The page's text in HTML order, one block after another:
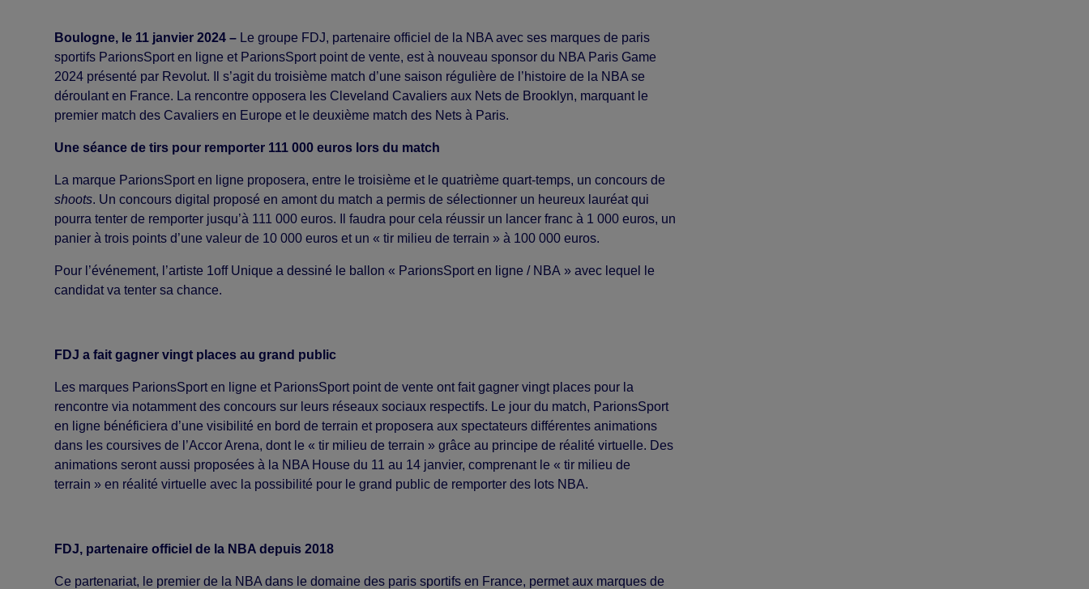
Boulogne, le 11 janvier 2024 – Le groupe FDJ, partenaire officiel de la NBA avec ses marques de paris
sportifs ParionsSport en ligne et ParionsSport point de vente, est à nouveau sponsor du NBA Paris Game
2024 présenté par Revolut. Il s’agit du troisième match d’une saison régulière de l’histoire de la NBA se
déroulant en France. La rencontre opposera les Cleveland Cavaliers aux Nets de Brooklyn, marquant le
premier match des Cavaliers en Europe et le deuxième match des Nets à Paris.
Une séance de tirs pour remporter 111 000 euros lors du match
La marque ParionsSport en ligne proposera, entre le troisième et le quatrième quart-temps, un concours de
shoots. Un concours digital proposé en amont du match a permis de sélectionner un heureux lauréat qui
pourra tenter de remporter jusqu’à 111 000 euros. Il faudra pour cela réussir un lancer franc à 1 000 euros, un
panier à trois points d’une valeur de 10 000 euros et un « tir milieu de terrain » à 100 000 euros.
Pour l’événement, l’artiste 1off Unique a dessiné le ballon « ParionsSport en ligne / NBA » avec lequel le
candidat va tenter sa chance.
FDJ a fait gagner vingt places au grand public
Les marques ParionsSport en ligne et ParionsSport point de vente ont fait gagner vingt places pour la
rencontre via notamment des concours sur leurs réseaux sociaux respectifs. Le jour du match, ParionsSport
en ligne bénéficiera d’une visibilité en bord de terrain et proposera aux spectateurs différentes animations
dans les coursives de l’Accor Arena, dont le « tir milieu de terrain » grâce au principe de réalité virtuelle. Des
animations seront aussi proposées à la NBA House du 11 au 14 janvier, comprenant le « tir milieu de
terrain » en réalité virtuelle avec la possibilité pour le grand public de remporter des lots NBA.
FDJ, partenaire officiel de la NBA depuis 2018
Ce partenariat, le premier de la NBA dans le domaine des paris sportifs en France, permet aux marques de